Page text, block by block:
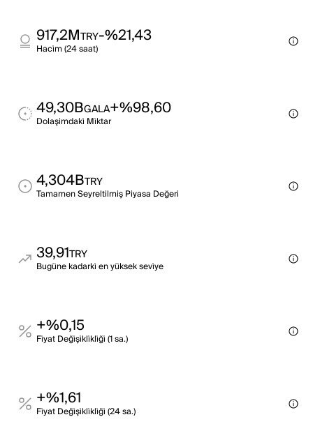
917,2MTRY-%21,43
Haci̇m (24 saat)
49,30BGALA+%98,60
Dolaşimdaki̇ Mi̇ktar
4,304BTRY
Tamamen Seyreltilmiş Piyasa Değeri
39,91TRY
Bugüne kadarki̇ en yüksek sevi̇ye
+%0,15
Fi̇yat Deği̇şi̇kli̇kli̇ği̇ (1 sa.)
+%1,61
Fi̇yat Deği̇şi̇kli̇kli̇ği̇ (24 sa.)